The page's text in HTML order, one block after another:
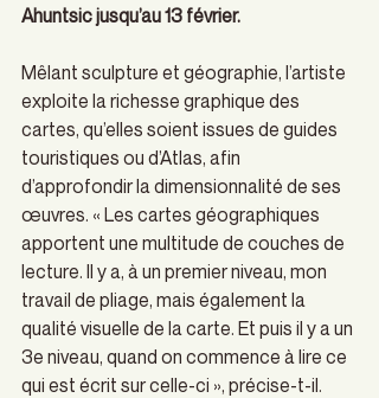
Ahuntsic jusqu’au 13 février.
Mêlant sculpture et géographie, l’artiste
exploite la richesse graphique des
cartes, qu’elles soient issues de guides
touristiques ou d’Atlas, afin
d’approfondir la dimensionnalité de ses
œuvres. « Les cartes géographiques
apportent une multitude de couches de
lecture. Il y a, à un premier niveau, mon
travail de pliage, mais également la
qualité visuelle de la carte. Et puis il y a un
3e niveau, quand on commence à lire ce
qui est écrit sur celle-ci », précise-t-il.